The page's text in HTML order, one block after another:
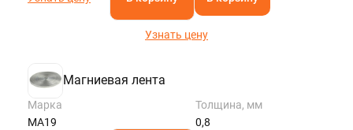
Узнать цену
Магниевая лента
Марка
МА19
Толщина, мм
0,8